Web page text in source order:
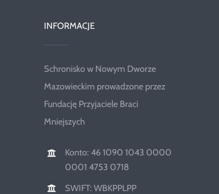
INFORMACJE
Schronisko w Nowym Dworze
Mazowieckim prowadzone przez
Fundację Przyjaciele Braci
Mniejszych
Konto: 46 1090 1043 0000
0001 4753 0718
SWIFT: WBKPPLPP